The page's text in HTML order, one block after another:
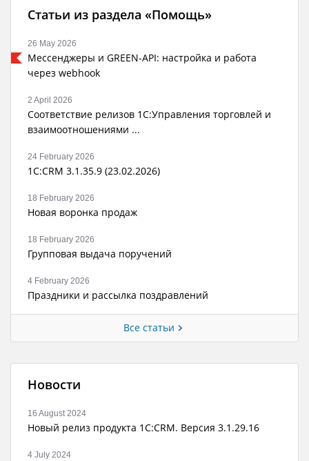
Статьи из раздела «Помощь»
26 May 2026
Мессенджеры и GREEN-API: настройка и работа
через webhook
2 April 2026
Соответствие релизов 1С:Управления торговлей и
взаимоотношениями ...
24 February 2026
1С:CRM 3.1.35.9 (23.02.2026)
18 February 2026
Новая воронка продаж
18 February 2026
Групповая выдача поручений
4 February 2026
Праздники и рассылка поздравлений
Все статьи
Новости
16 August 2024
Новый релиз продукта 1С:CRM. Версия 3.1.29.16
4 July 2024